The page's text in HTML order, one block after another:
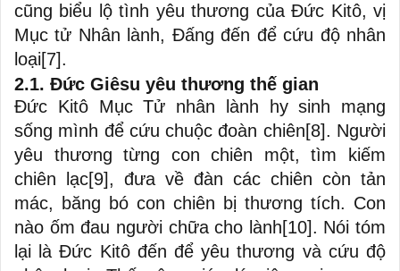
cũng biểu lộ tình yêu thương của Đức Kitô, vị
Mục tử Nhân lành, Đấng đến để cứu độ nhân
loại[7].
2.1. Đức Giêsu yêu thương thế gian
Đức Kitô Mục Tử nhân lành hy sinh mạng
sống mình để cứu chuộc đoàn chiên[8]. Người
yêu thương từng con chiên một, tìm kiếm
chiên lạc[9], đưa về đàn các chiên còn tản
mác, băng bó con chiên bị thương tích. Con
nào ốm đau người chữa cho lành[10]. Nói tóm
lại là Đức Kitô đến để yêu thương và cứu độ